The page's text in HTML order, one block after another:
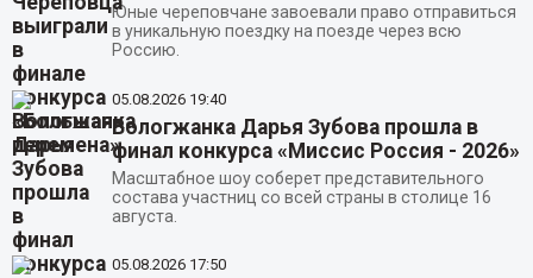
Юные череповчане завоевали право отправиться
в уникальную поездку на поезде через всю
Россию.
05.08.2026 19:40
Вологжанка Дарья Зубова прошла в
финал конкурса «Миссис Россия - 2026»
Масштабное шоу соберет представительного
состава участниц со всей страны в столице 16
августа.
05.08.2026 17:50